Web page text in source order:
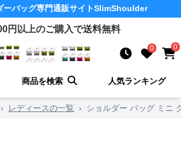
ーバッグ専門通販サイトSlimShoulder
円以上のご購入で送料無料
0 0
商品を検索 人気ランキング
› レディースの一覧 › ショルダー バッグ ミニ